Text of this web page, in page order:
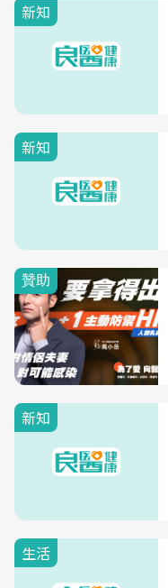
新知
新知
新知
生活